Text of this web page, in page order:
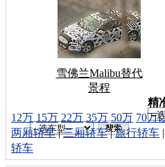
雪佛兰Malibu替代
景程
车
精
12万 15万 22万 35万 50万 70万
两厢轿车|三厢轿车|旅行轿车 |
轿车